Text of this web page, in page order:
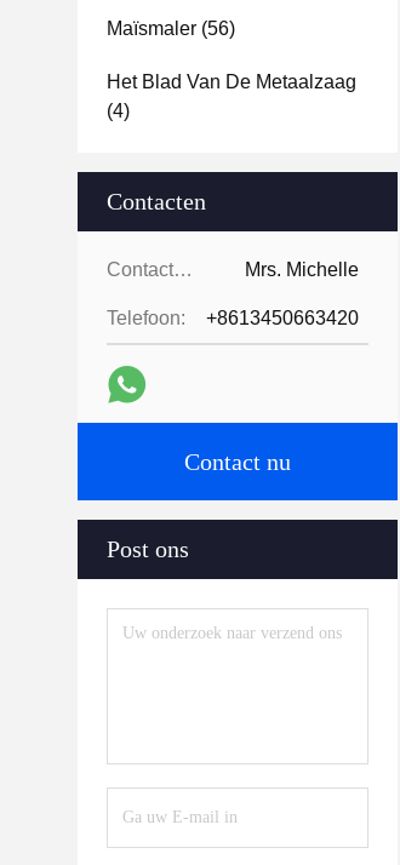
Maïsmaler (56)
Het Blad Van De Metaalzaag
(4)
Contacten
Contacten: Mrs. Michelle
Telefoon: +8613450663420
Contact nu
Post ons